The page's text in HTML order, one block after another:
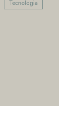
Tecnologia